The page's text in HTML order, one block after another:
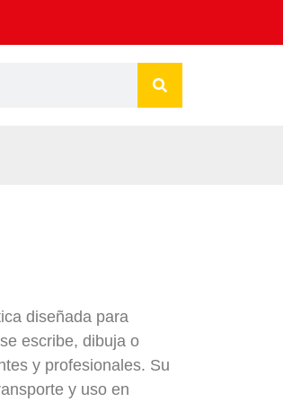
diseñada para
escribe, dibuja o
y profesionales. Su
y uso en